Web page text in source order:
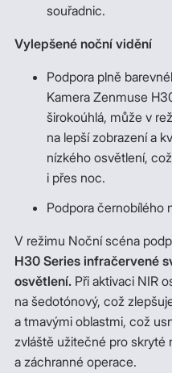
souřadnic.
Vylepšené noční vidění
Podpora plně
Kamera Zenmuse
širokoúhlá, může v
na lepší zobrazení a
nízkého osvětlení,
i přes noc.
Podpora černobílého
V režimu Noční scéna
H30 Series infračervené
osvětlení. Při aktivaci NIR
na šedotónový, což
a tmavými oblastmi, což
zvláště užitečné pro skryté
a záchranné operace.